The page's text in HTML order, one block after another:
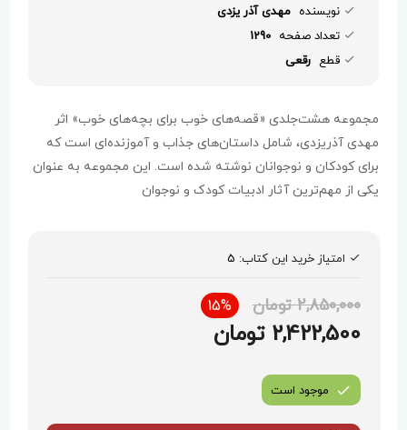
نویسنده مهدی آذر یزدی
تعداد صفحه 1290
قطع رقعی
مجموعه هشت‌جلدی «قصه‌های خوب برای بچه‌های خوب» اثر
مهدی آذریزدی، شامل داستان‌های جذاب و آموزنده‌ای است که
برای کودکان و نوجوانان نوشته شده است. این مجموعه به عنوان
یکی از مهم‌ترین آثار ادبیات کودک و نوجوان
امتیاز خرید این کتاب: 5
2,850,000 تومان 15%
2,422,500 تومان
موجود است